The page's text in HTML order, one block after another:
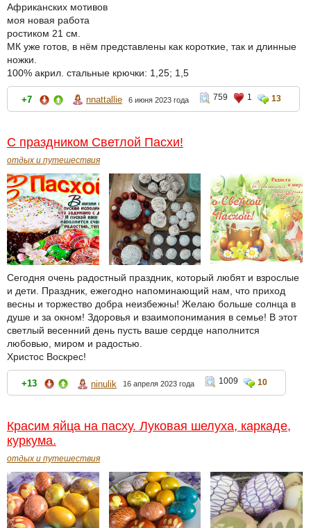
Африканских мотивов
моя новая работа
ростиком 21 см.
МК уже готов, в нём представлены как короткие, так и длинные
ножки.
100% акрил. стальные крючки: 1,25; 1,5
+7 nnattallie 6 июня 2023 года 759 1 13
С праздником Светлой Пасхи!
отдых и путешествия
Сегодня очень радостный праздник, который любят и взрослые
и дети. Праздник, ежегодно напоминающий нам, что приход
весны и торжество добра неизбежны! Желаю больше солнца в
душе и за окном! Здоровья и взаимопонимания в семье! В этот
светлый весенний день пусть ваше сердце наполнится
любовью, миром и радостью.
Христос Воскрес!
+13 ninulik 16 апреля 2023 года 1009 10
Красим яйца на пасху. Луковая шелуха, каркаде,
куркума.
отдых и путешествия